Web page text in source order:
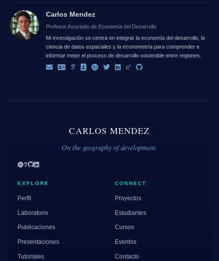
Carlos Mendez
Profesor Asociado de Economía del Desarrollo
Mi investigación se centra en integrar la economía del desarrollo, la
ciencia de datos espaciales y la econometría para comprender e
informar mejor el proceso de desarrollo sostenible entre regiones.
CARLOS MENDEZ
On the geography of development.
EXPLORE
Perfil
Laboratorio
Publicaciones
Presentaciones
Tutoriales
CONNECT
Proyectos
Estudiantes
Cursos
Eventos
Contacto